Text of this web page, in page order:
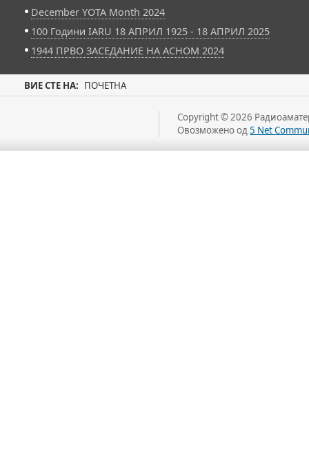
December YOTA Month 2024
100 Години IARU 18 АПРИЛ 1925 - 18 АПРИЛ 2025
1944 ПРВО ЗАСЕДАНИЕ НА АСНОМ 2024
ВИЕ СТЕ НА: ПОЧЕТНА
Copyright © 2026
Овозможено од5 Net